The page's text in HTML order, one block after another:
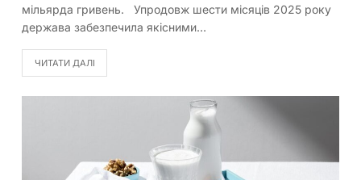
мільярда гривень. Упродовж шести місяців 2025 року
держава забезпечила якісними…
ЧИТАТИ ДАЛІ